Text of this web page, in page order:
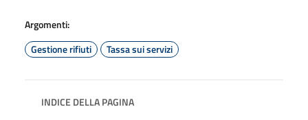
Argomenti:
Gestione rifiuti
Tassa sui servizi
INDICE DELLA PAGINA